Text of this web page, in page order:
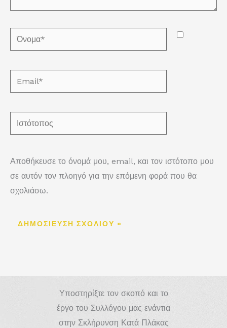
Όνομα*
Email*
Ιστότοπος
Αποθήκευσε το όνομά μου, email, και τον ιστότοπο μου
σε αυτόν τον πλοηγό για την επόμενη φορά που θα
σχολιάσω.
Υποστηρίξτε τον σκοπό και το
έργο του Συλλόγου μας ενάντια
στην Σκλήρυνση Κατά Πλάκας